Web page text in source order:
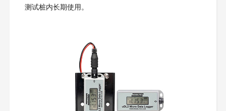
测试桩内长期使用。